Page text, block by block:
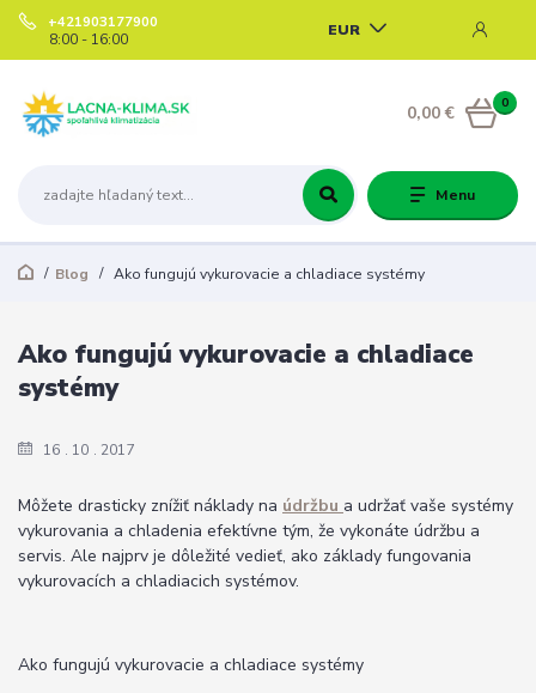
Menu
EUR
+421903177900
8:00 - 16:00
0
0,00 €
Blog Ako fungujú vykurovacie a chladiace systémy
16 10 2017
Ako fungujú vykurovacie a chladiace
systémy
Môžete drasticky znížiť náklady na údržbu a udržať vaše systémy
vykurovania a chladenia efektívne tým, že vykonáte údržbu a
servis. Ale najprv je dôležité vedieť, ako základy fungovania
vykurovacích a chladiacich systémov.
Ako fungujú vykurovacie a chladiace systémy